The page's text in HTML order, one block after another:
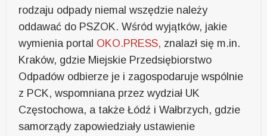
rodzaju odpady niemal wszędzie należy
oddawać do PSZOK. Wśród wyjątków, jakie
wymienia portal OKO.PRESS, znalazł się m.in.
Kraków, gdzie Miejskie Przedsiębiorstwo
Odpadów odbierze je i zagospodaruje wspólnie
z PCK, wspomniana przez wydział UK
Częstochowa, a także Łódź i Wałbrzych, gdzie
samorządy zapowiedziały ustawienie